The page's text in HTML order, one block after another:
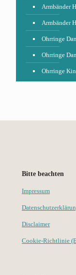
Armbänder
Armbänder
Ohrringe
Ohrringe
Ohrringe
Bitte beachten
Impressum
Disclaimer
Cookie-Richtlinie